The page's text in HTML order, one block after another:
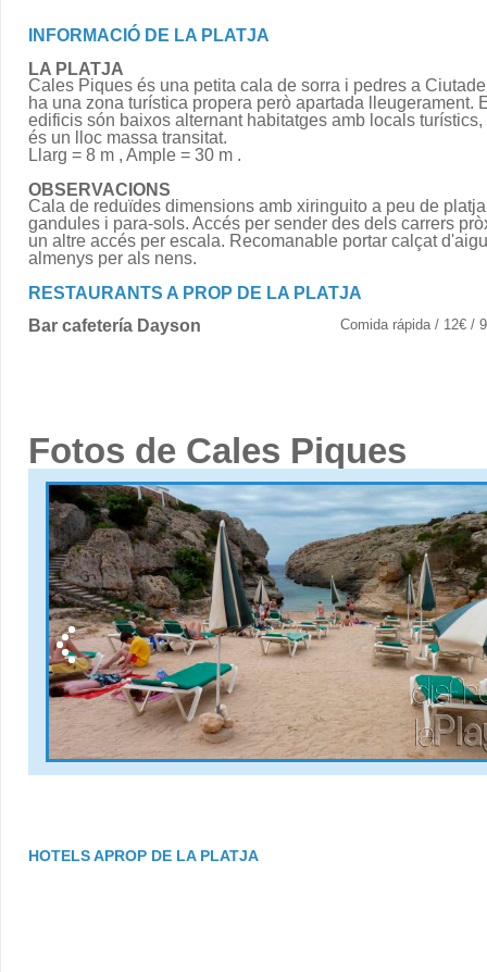
INFORMACIÓ DE LA PLATJA
LA PLATJA
Cales Piques és una petita cala de sorra i pedres a
ha una zona turística propera però apartada lleugerament.
edificis són baixos alternant habitatges amb locals turístics,
és un lloc massa transitat.
Llarg = 8 m , Ample = 30 m .
OBSERVACIONS
Cala de reduïdes dimensions amb xiringuito a peu de
gandules i para-sols. Accés per sender des dels carrers
un altre accés per escala. Recomanable portar calçat
almenys per als nens.
RESTAURANTS A PROP DE LA PLATJA
Bar cafetería Dayson Comida rápida / 12€ /
Fotos de Cales Piques
HOTELS APROP DE LA PLATJA